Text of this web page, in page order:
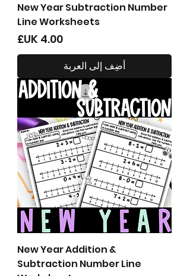
New Year Subtraction Number
Line Worksheets
السعر
أضِف إلى العربة
New Year Addition &
Subtraction Number Line